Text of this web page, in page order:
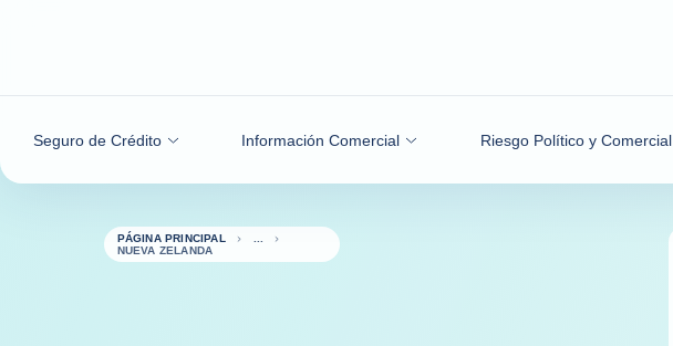
Seguro de Crédito Información Comercial Riesgo Político y Comercial
PÁGINA PRINCIPAL
NUEVA ZELANDA